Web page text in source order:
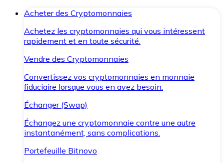
Acheter des Cryptomonnaies
Achetez les cryptomonnaies qui vous intéressent
rapidement et en toute sécurité.
Vendre des Cryptomonnaies
Convertissez vos cryptomonnaies en monnaie
fiduciaire lorsque vous en avez besoin.
Échanger (Swap)
Échangez une cryptomonnaie contre une autre
instantanément, sans complications.
Portefeuille Bitnovo